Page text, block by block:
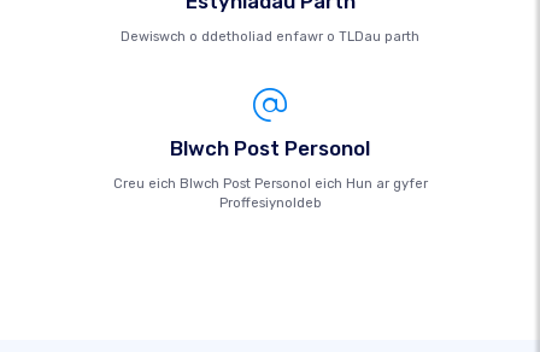
Dewiswch o ddetholiad enfawr o TLDau parth
Blwch Post Personol
Creu eich Blwch Post Personol eich Hun ar gyfer
Proffesiynoldeb